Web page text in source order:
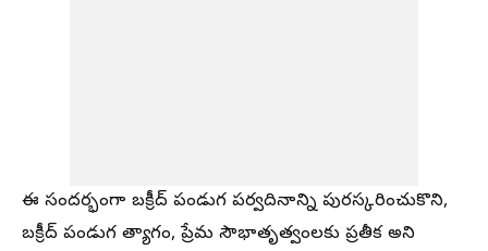
ఈ సందర్భంగా బక్రీద్ పండుగ పర్వదినాన్ని పురస్కరించుకొని,
బక్రీద్ పండుగ త్యాగం, ప్రేమ సౌభాతృత్వంలకు ప్రతీక అని